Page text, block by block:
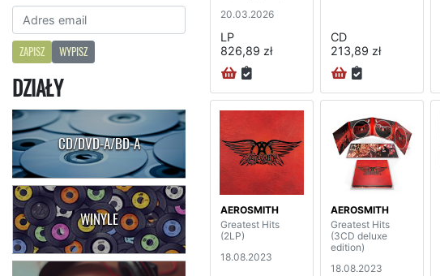
ZAPISZ WYPISZ
DZIAŁY
CD/DVD-A/BD-A
WINYLE
20.03.2026
LP
826,89 zł
CD
213,89 zł
AEROSMITH
Greatest Hits
(2LP)
18.08.2023
AEROSMITH
Greatest Hits
(3CD deluxe
edition)
18.08.2023